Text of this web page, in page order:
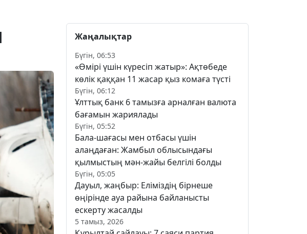
Жаңалықтар
Бүгін, 06:53
«Өмірі үшін күресіп жатыр»: Ақтөбеде
көлік қаққан 11 жасар қыз комаға түсті
Бүгін, 06:12
Ұлттық банк 6 тамызға арналған валюта
бағамын жариялады
Бүгін, 05:52
Бала-шағасы мен отбасы үшін
алаңдаған: Жамбыл облысындағы
қылмыстың мән-жайы белгілі болды
Бүгін, 05:05
Дауыл, жаңбыр: Еліміздің бірнеше
өңірінде ауа райына байланысты
ескерту жасалды
5 тамыз, 2026